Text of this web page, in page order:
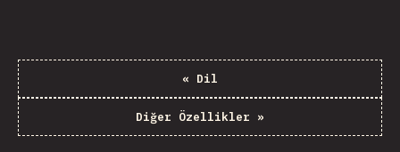
« Dil
Diğer Özellikler »